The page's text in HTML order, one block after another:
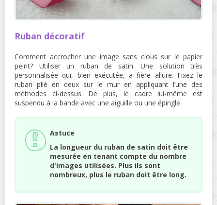
Ruban décoratif
Comment accrocher une image sans clous sur le papier
peint? Utiliser un ruban de satin. Une solution très
personnalisée qui, bien exécutée, a fière allure. Fixez le
ruban plié en deux sur le mur en appliquant l’une des
méthodes ci-dessus. De plus, le cadre lui-même est
suspendu à la bande avec une aiguille ou une épingle.
Astuce
La longueur du ruban de satin doit être
mesurée en tenant compte du nombre
d'images utilisées. Plus ils sont
nombreux, plus le ruban doit être long.